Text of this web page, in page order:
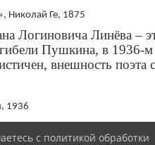
Николай Ге, 1875
Логиновича Линёва –
Пушкина, в 1936-
внешность
1936
Пушкина написал
копия. Сам
с политикой обработки